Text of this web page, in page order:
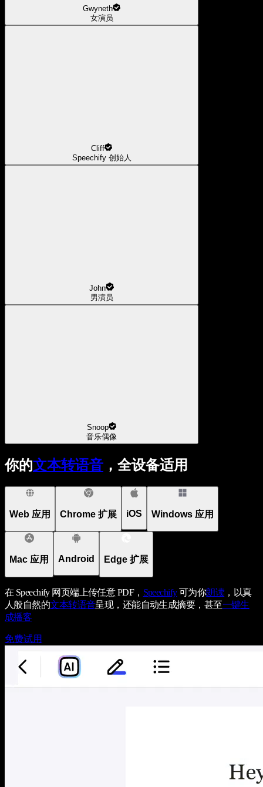
Gwyneth
女演员
Cliff
Speechify 创始人
John
男演员
Snoop
音乐偶像
你的文本转语音 ，全设备适用
Web 应用 Chrome 扩展 iOS Windows 应用
Mac 应用 Android Edge 扩展
在 Speechify 网页端上传任意 PDF， Speechify可为你朗读，以真
人般自然的文本转语音呈现，还能自动生成摘要，甚至一键生
成播客
免费试用